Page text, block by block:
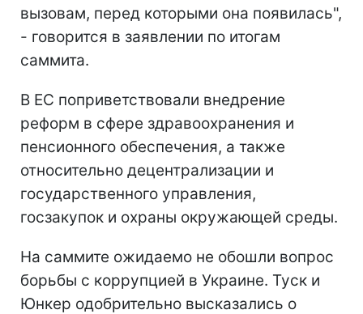
вызовам, перед которыми она появилась",
- говорится в заявлении по итогам
саммита.
В ЕС поприветствовали внедрение
реформ в сфере здравоохранения и
пенсионного обеспечения, а также
относительно децентрализации и
государственного управления,
госзакупок и охраны окружающей среды.
На саммите ожидаемо не обошли вопрос
борьбы с коррупцией в Украине. Туск и
Юнкер одобрительно высказались о